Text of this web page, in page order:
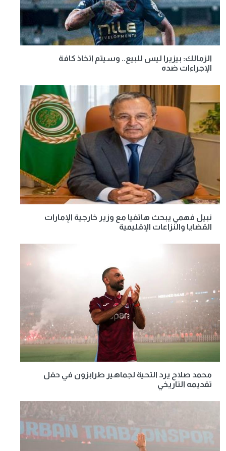
الزمالك: بيزيرا ليس للبيع.. وسيتم اتخاذ كافة
الإجراءات ضده
نبيل فهمي يبحث هاتفيا مع وزير خارجية الإمارات
القضايا والنزاعات الإقليمية
محمد صلاح يرد التحية لجماهير طرابزون في حفل
تقديمه التاريخي